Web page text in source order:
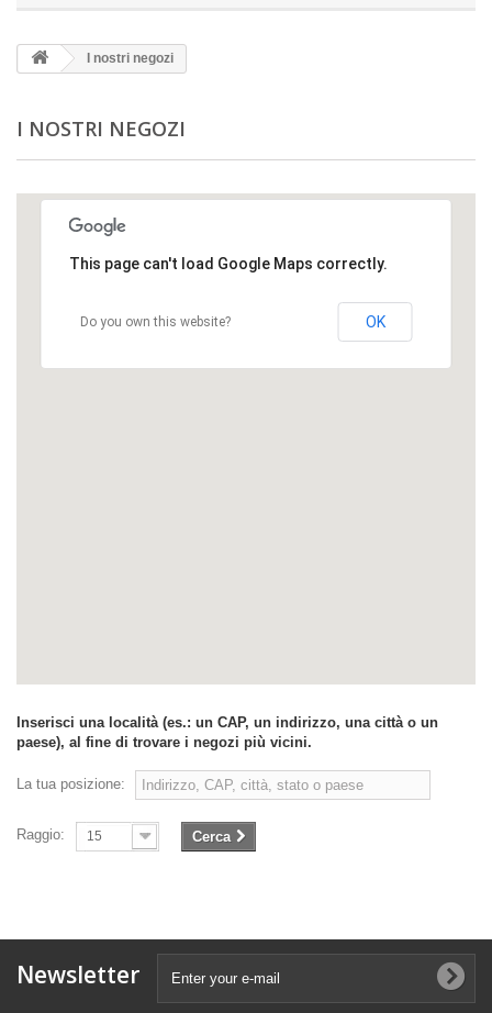
I nostri negozi
I NOSTRI NEGOZI
This page can't load Google Maps correctly.
Do you own this website? OK
Inserisci una località (es.: un CAP, un indirizzo, una città o un
paese), al fine di trovare i negozi più vicini.
La tua posizione:
Raggio: 15 Cerca
Newsletter